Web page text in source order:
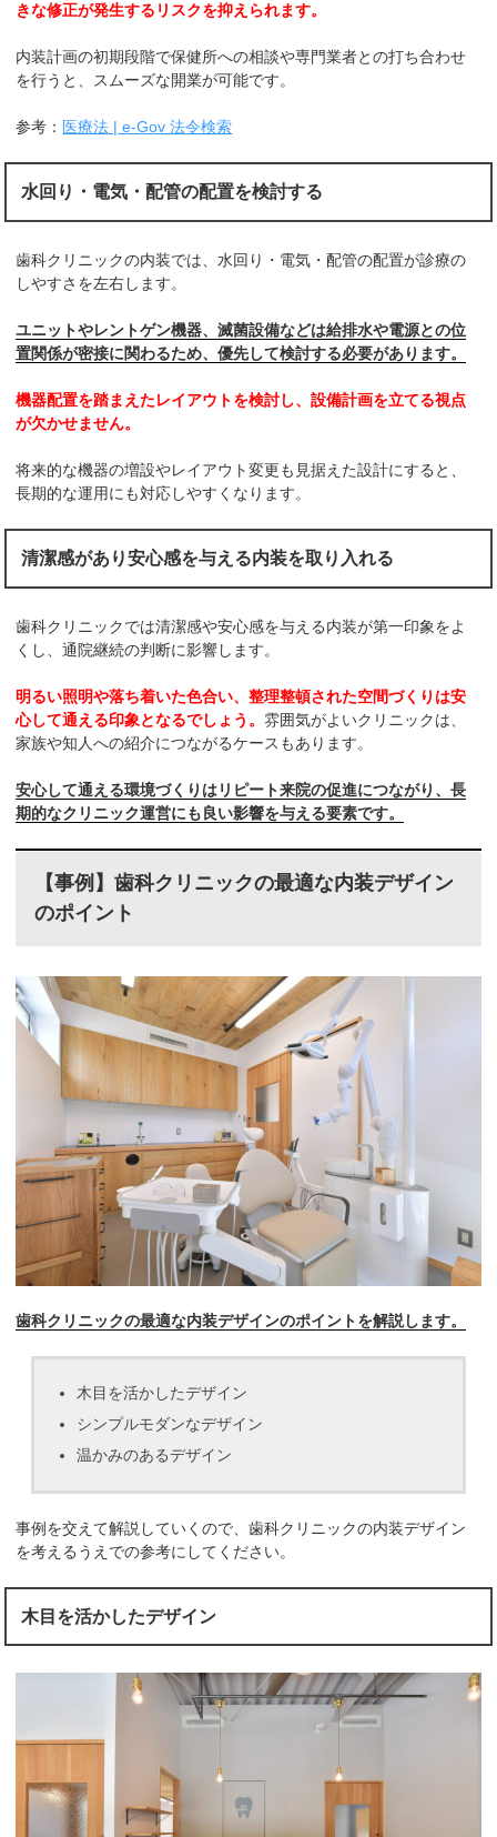
きな修正が発生するリスクを抑えられます。
内装計画の初期段階で保健所への相談や専門業者との打ち合わせ
を行うと、スムーズな開業が可能です。
参考： 医療法 | e-Gov 法令検索
水回り・電気・配管の配置を検討する
歯科クリニックの内装では、水回り・電気・配管の配置が診療の
しやすさを左右します。
ユニットやレントゲン機器、滅菌設備などは給排水や電源との位
置関係が密接に関わるため、優先して検討する必要があります。
機器配置を踏まえたレイアウトを検討し、設備計画を立てる視点
が欠かせません。
将来的な機器の増設やレイアウト変更も見据えた設計にすると、
長期的な運用にも対応しやすくなります。
清潔感があり安心感を与える内装を取り入れる
歯科クリニックでは清潔感や安心感を与える内装が第一印象をよ
くし、通院継続の判断に影響します。
明るい照明や落ち着いた色合い、整理整頓された空間づくりは安
心して通える印象となるでしょう。雰囲気がよいクリニックは、
家族や知人への紹介につながるケースもあります。
安心して通える環境づくりはリピート来院の促進につながり、長
期的なクリニック運営にも良い影響を与える要素です。
【事例】歯科クリニックの最適な内装デザイン
のポイント
歯科クリニックの最適な内装デザインのポイントを解説します。
木目を活かしたデザイン
シンプルモダンなデザイン
温かみのあるデザイン
事例を交えて解説していくので、歯科クリニックの内装デザイン
を考えるうえでの参考にしてください。
木目を活かしたデザイン